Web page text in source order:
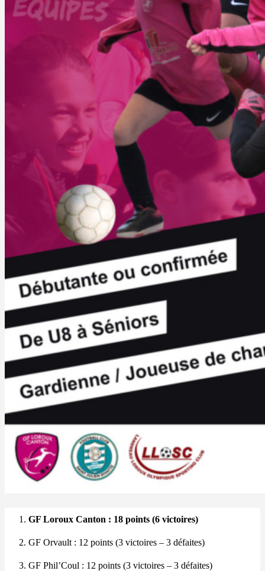
GF Loroux Canton : 18 points (6 victoires)
GF Orvault : 12 points (3 victoires – 3 défaites)
GF Phil’Coul : 12 points (3 victoires – 3 défaites)